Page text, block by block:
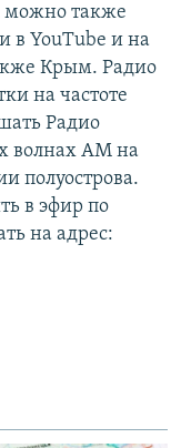
можно также
в YouTube и на
Крым. Радио
на частоте
Радио
волнах АМ на
полуострова.
в эфир по
на адрес: